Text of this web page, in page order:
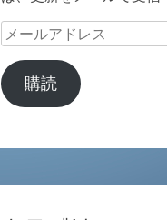
メ
ル
ア
購読